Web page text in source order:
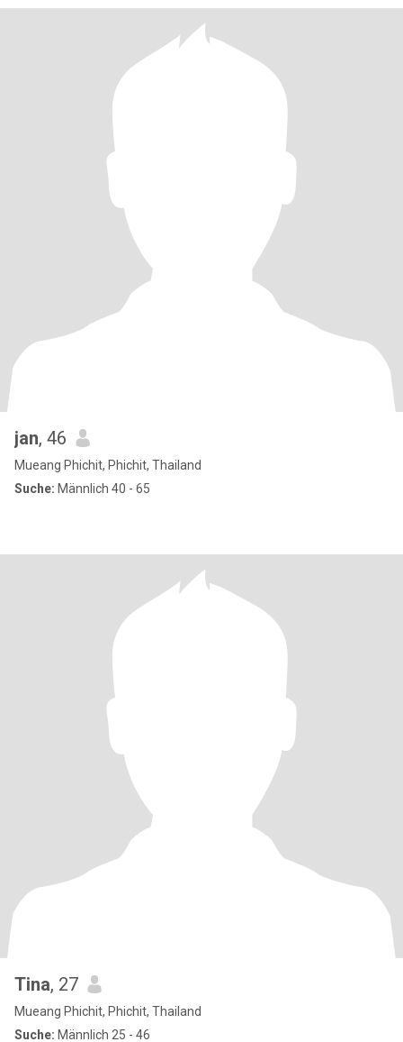
jan, 46
Mueang Phichit, Phichit, Thailand
Suche: Männlich 40 - 65
Tina, 27
Mueang Phichit, Phichit, Thailand
Suche: Männlich 25 - 46